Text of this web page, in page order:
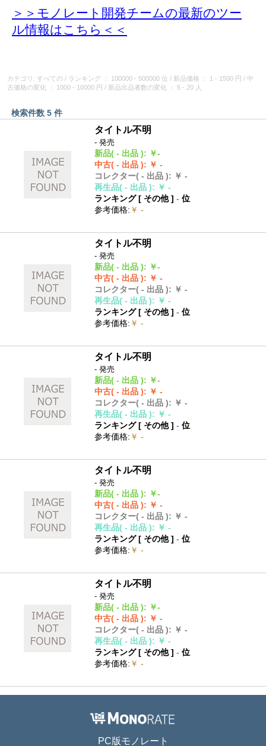
＞＞モノレート開発チームの最新のツー
ル情報はこちら＜＜
カテゴリ: すべての / ランキング ： 100000 - 500000 位 / 新品価格 ： 1 - 1500 円 / 中
古価格の変化
： 1000 - 10000 円 / 新品出品者数の変化 ： 5 - 20 人
検索件数 5 件
タイトル不明
- 発売
新品( - 出品 ): ￥-
中古( - 出品 ): ￥ -
コレクター( - 出品 ): ￥ -
再生品( - 出品 ): ￥ -
ランキング [ その他]- 位
参考価格: ￥ -
タイトル不明
- 発売
新品( - 出品 ): ￥-
中古( - 出品 ): ￥ -
コレクター( - 出品 ): ￥ -
再生品( - 出品 ): ￥ -
ランキング [ その他]- 位
参考価格: ￥ -
タイトル不明
- 発売
新品( - 出品 ): ￥-
中古( - 出品 ): ￥ -
コレクター( - 出品 ): ￥ -
再生品( - 出品 ): ￥ -
ランキング [ その他]- 位
参考価格: ￥ -
タイトル不明
- 発売
新品( - 出品 ): ￥-
中古( - 出品 ): ￥ -
コレクター( - 出品 ): ￥ -
再生品( - 出品 ): ￥ -
ランキング [ その他]- 位
参考価格: ￥ -
タイトル不明
- 発売
新品( - 出品 ): ￥-
中古( - 出品 ): ￥ -
コレクター( - 出品 ): ￥ -
再生品( - 出品 ): ￥ -
ランキング [ その他]- 位
参考価格: ￥ -
PC版モノレート